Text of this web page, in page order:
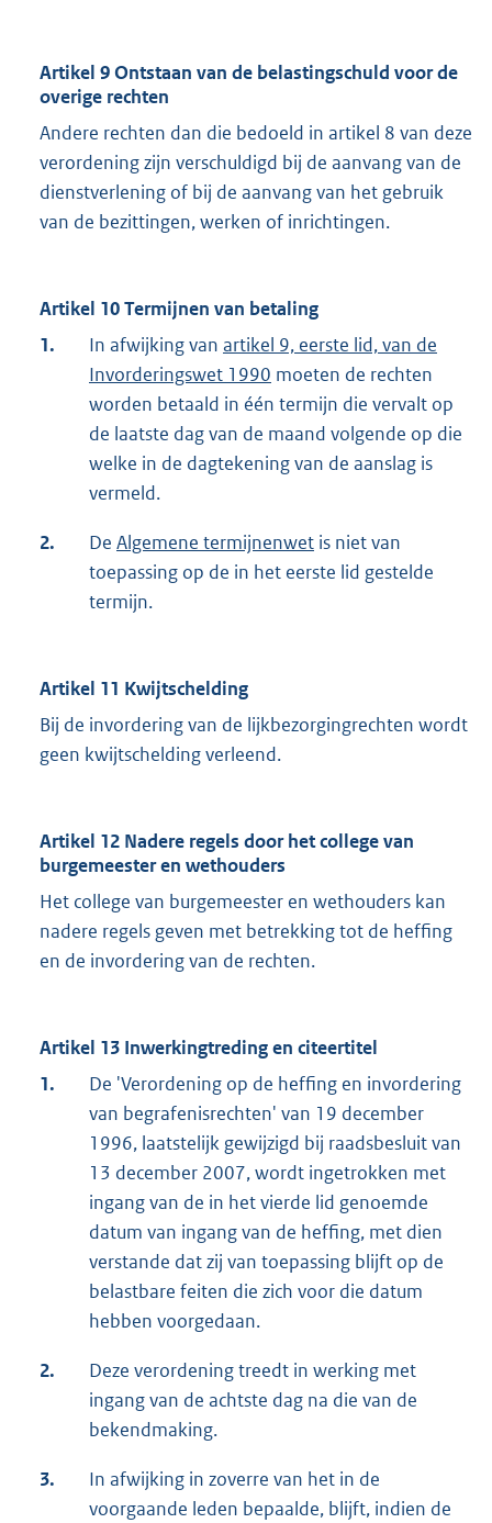
Artikel 9 Ontstaan van de belastingschuld voor de
overige rechten
Andere rechten dan die bedoeld in artikel 8 van deze
verordening zijn verschuldigd bij de aanvang van de
dienstverlening of bij de aanvang van het gebruik
van de bezittingen, werken of inrichtingen.
Artikel 10 Termijnen van betaling
1.
In afwijking van artikel 9, eerste lid, van de
Invorderingswet 1990 moeten de rechten
worden betaald in één termijn die vervalt op
de laatste dag van de maand volgende op die
welke in de dagtekening van de aanslag is
vermeld.
2. De Algemene termijnenwet is niet van
toepassing op de in het eerste lid gestelde
termijn.
Artikel 11 Kwijtschelding
Bij de invordering van de lijkbezorgingrechten wordt
geen kwijtschelding verleend.
Artikel 12 Nadere regels door het college van
burgemeester en wethouders
Het college van burgemeester en wethouders kan
nadere regels geven met betrekking tot de heffing
en de invordering van de rechten.
Artikel 13 Inwerkingtreding en citeertitel
1.
De 'Verordening op de heffing en invordering
van begrafenisrechten' van 19 december
1996, laatstelijk gewijzigd bij raadsbesluit van
13 december 2007, wordt ingetrokken met
ingang van de in het vierde lid genoemde
datum van ingang van de heffing, met dien
verstande dat zij van toepassing blijft op de
belastbare feiten die zich voor die datum
hebben voorgedaan.
2.
Deze verordening treedt in werking met
ingang van de achtste dag na die van de
bekendmaking.
3.
In afwijking in zoverre van het in de
voorgaande leden bepaalde, blijft, indien de